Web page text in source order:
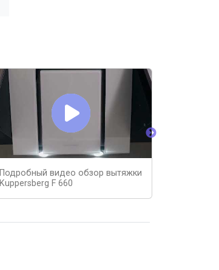
Подробный видео обзор вытяжки
Kuppersberg F 660